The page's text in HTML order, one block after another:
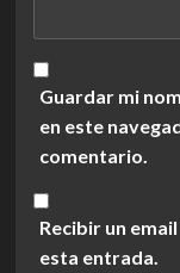
Guardar mi
en este
comentario.
Recibir un
esta entrada.